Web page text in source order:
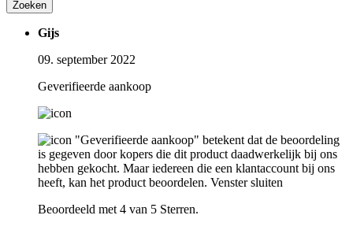
Zoeken
Gijs
09. september 2022
Geverifieerde aankoop
"Geverifieerde aankoop" betekent dat de beoordeling
is gegeven door kopers die dit product daadwerkelijk bij ons
hebben gekocht. Maar iedereen die een klantaccount bij ons
heeft, kan het product beoordelen. Venster sluiten
Beoordeeld met 4 van 5 Sterren.